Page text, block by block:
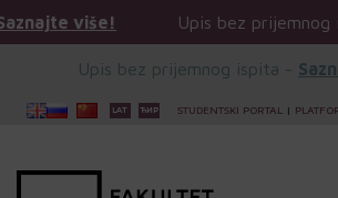
Upis bez prijemnog ispita -Saznajte
Upis bez prijemnog ispita -
STUDENTSKI PORTAL |